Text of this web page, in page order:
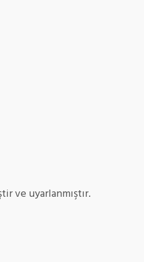
ve uyarlanmıştır.